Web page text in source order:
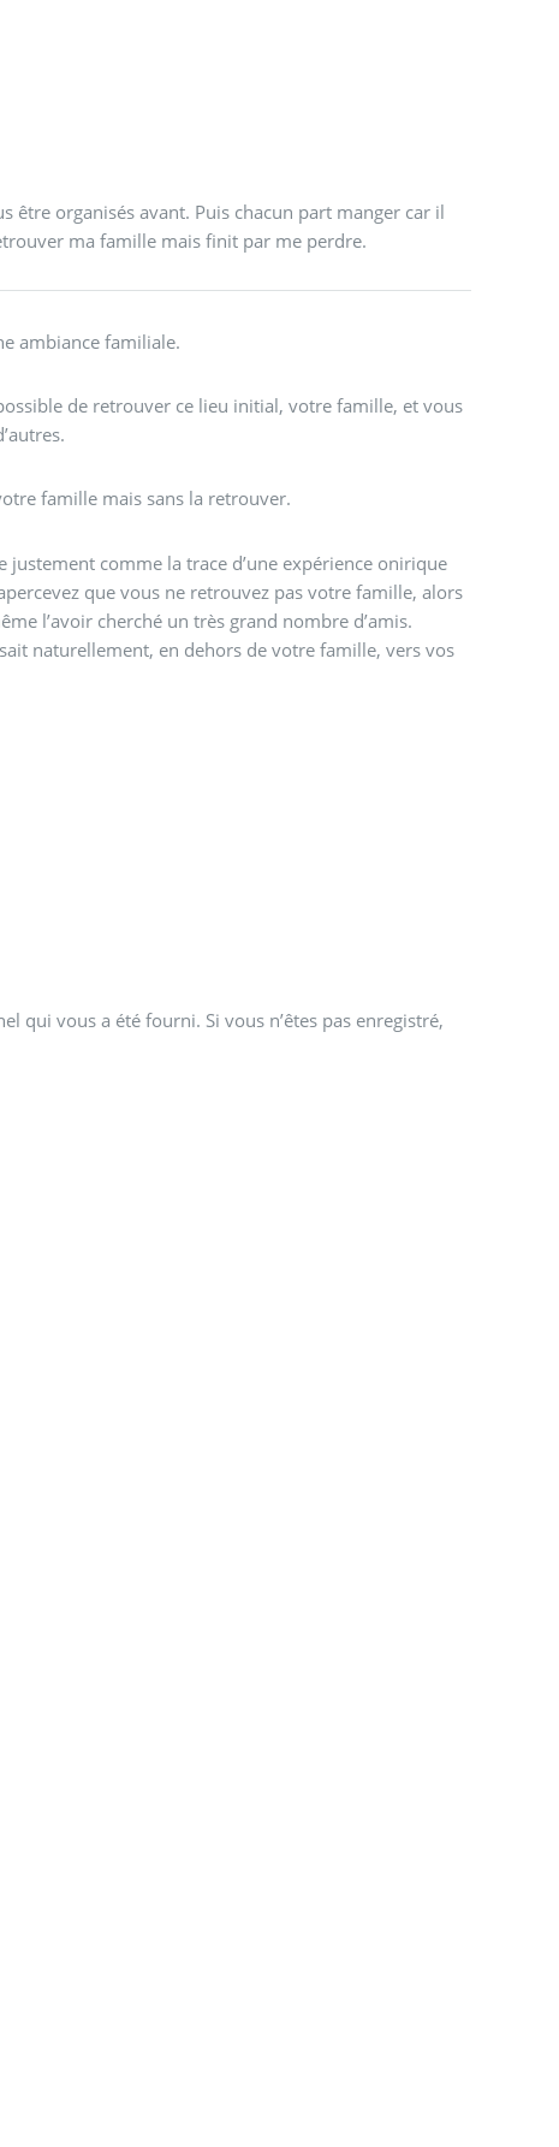
être organisés avant. Puis chacun part manger car il
ma famille mais finit par me perdre.
ambiance familiale.
de retrouver ce lieu initial, votre famille, et vous
famille mais sans la retrouver.
justement comme la trace d’une expérience onirique
que vous ne retrouvez pas votre famille, alors
l’avoir cherché un très grand nombre d’amis.
naturellement, en dehors de votre famille, vers vos
qui vous a été fourni. Si vous n’êtes pas enregistré,